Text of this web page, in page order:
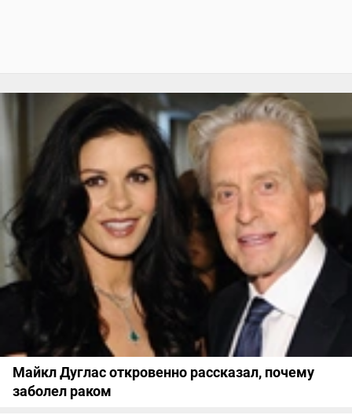
Майкл Дуглас откровенно рассказал, почему
заболел раком